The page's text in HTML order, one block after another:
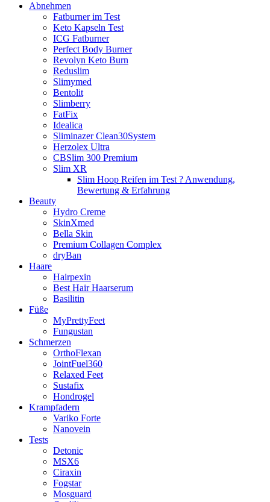
Abnehmen
Fatburner im Test
Keto Kapseln Test
ICG Fatburner
Perfect Body Burner
Revolyn Keto Burn
Reduslim
Slimymed
Bentolit
Slimberry
FatFix
Idealica
Sliminazer Clean30System
Herzolex Ultra
CBSlim 300 Premium
Slim XR
Slim Hoop Reifen im Test ? Anwendung,
Bewertung & Erfahrung
Beauty
Hydro Creme
SkinXmed
Bella Skin
Premium Collagen Complex
dryBan
Haare
Hairpexin
Best Hair Haarserum
Basilitin
Füße
MyPrettyFeet
Fungustan
Schmerzen
OrthoFlexan
JointFuel360
Relaxed Feet
Sustafix
Hondrogel
Krampfadern
Variko Forte
Nanovein
Tests
Detonic
MSX6
Ciraxin
Fogstar
Mosguard